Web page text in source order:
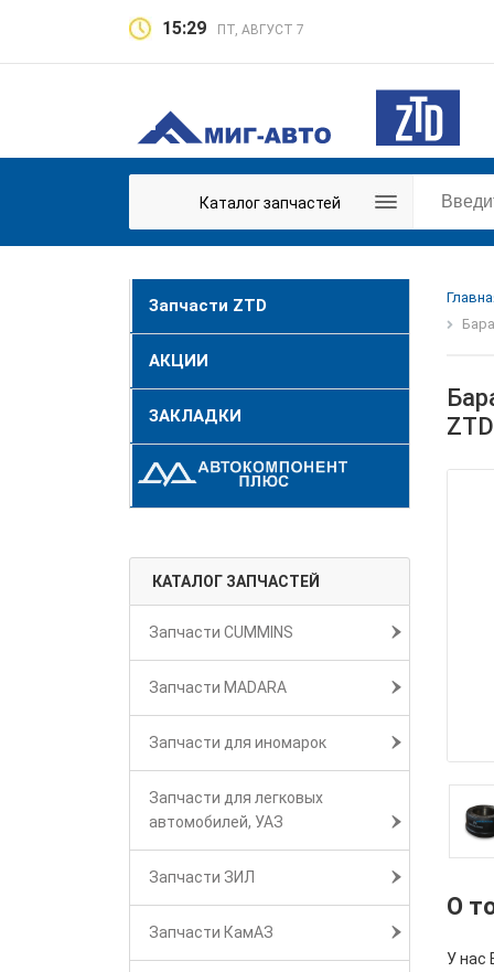
15:29 ПТ, АВГУСТ 7
Каталог запчастей
Запчасти ZTD
АКЦИИ
ЗАКЛАДКИ
КАТАЛОГ ЗАПЧАСТЕЙ
Запчасти CUMMINS
Запчасти MADARA
Запчасти для иномарок
Запчасти для легковых
автомобилей, УАЗ
Запчасти ЗИЛ
Запчасти КамАЗ
О
У нас